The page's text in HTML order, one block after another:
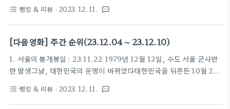
이순신(김윤석)은 왜군의 수장이던 도요토미 히데요시가 갑작스럽..
안사령관 전두광이 반란을 일으키고군 내 사조직을 총동원하여 최전선
의 전방부대까지 서울로 불러들인다.권력에 눈이 먼 전두광의 반란군과
이에 맞선 수도경비사령관 이태신을 비롯한진압군 사이, 일촉즉발의 9
수도에서 가장 치열한 전쟁이 펼쳐진다! 2. 노량: 죽음의 바다평점 :
9.1, 예매율 : 21.0% 임진왜란 발발로부터 7년이 지난 1598년 12월.
이순신(김윤석)은 왜군의 수장이던 도요토미 히데요시가 갑작스럽..
format_list_bulleted 랭킹 & 리뷰 · 2023. 12. 11. textsms
[다음영화] 주간 순위(23.12.04 ~ 23.12.10)
1. 서울의 봄개봉일 : 23.11.22 1979년 12월 12일, 수도 서울 군사반
란 발생그날, 대한민국의 운명이 바뀌었다대한민국을 뒤흔든 10월 26
관 전두광이 반란을 일으키고군 내 사조직을 총동원하여 최전선의 전방
부대까지 서울로 불러들인다.권력에 눈이 먼 전두광의 반란군과 이에 맞
format_list_bulleted 랭킹 & 리뷰 · 2023. 12. 11. textsms